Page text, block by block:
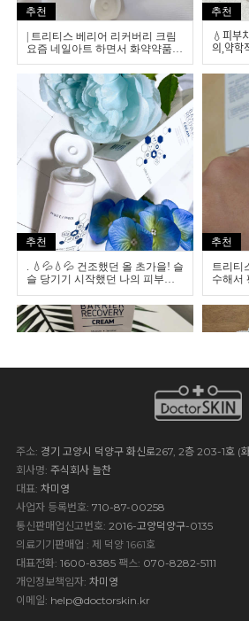
주소: 경기 고양시 덕양구 화신로267, 2층 203-1호 (
회사명: 주식회사 늘찬
대표: 차미영
사업자 등록번호: 710-87-00258
통신판매업신고번호: 2016-고양덕양구-0135
의료기기판매업 : 제 덕양 1661호
대표전화: 1600-8385 팩스: 070-8282-5111
개인정보책임자: 차미영
이메일: help@doctorskin.kr